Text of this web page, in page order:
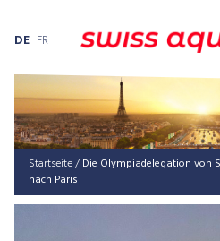
DE FR
Startseite/ Die Olympiadelegation von
nach Paris